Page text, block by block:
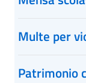
Multe per
Patrimonio